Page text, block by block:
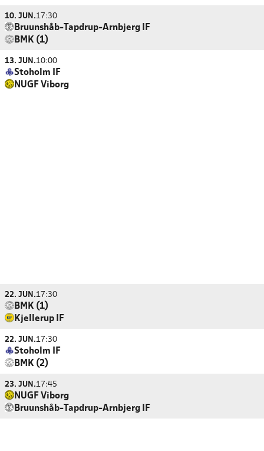
10. JUN.17:30
Bruunshåb-Tapdrup-Arnbjerg IF
BMK (1)
13. JUN.10:00
Stoholm IF
NUGF Viborg
22. JUN.17:30
BMK (1)
Kjellerup IF
22. JUN.17:30
Stoholm IF
BMK (2)
23. JUN.17:45
NUGF Viborg
Bruunshåb-Tapdrup-Arnbjerg IF